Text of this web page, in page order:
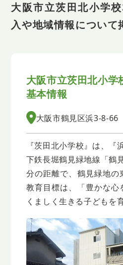
大阪市立茨田北小学
入や地域情報について
大阪市立茨田北小学
基本情報
大阪市鶴見区浜3-8-66
『茨田北小学校』は、『
下鉄長堀鶴見緑地線「鶴
分の距離で、鶴見緑地の
教育目標は、「豊かな心
くましく生きる子どもを